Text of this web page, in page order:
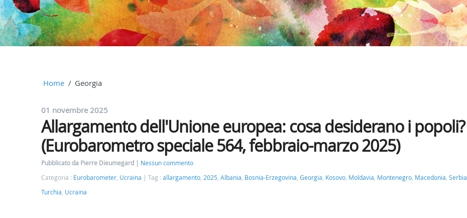
Home Georgia
01 novembre 2025
Allargamento dell'Unione europea: cosa desiderano i popoli?
(Eurobarometro speciale 564, febbraio-marzo 2025)
Pubblicato da Pierre Dieumegard
Nessun commento
Categoria : Eurobarometer, Ucraina Tag : allargamento, 2025, Albania, Bosnia-Erzegovina, Georgia, Kosovo, Moldavia, Montenegro, Macedonia, Serbia
Turchia, Ucraina